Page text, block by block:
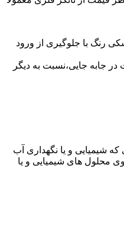
رنگ با جلوگیری از ورود
جابه جایی،نسبت به دیگر
که شیمیایی و یا نگهداری آب
محلول های شیمیایی و یا